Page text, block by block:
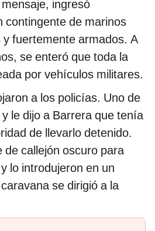
ingresó
contingente de marinos
fuertemente armados. A
se enteró que toda la
por vehículos militares.
a los policías. Uno de
le dijo a Barrera que tenía
de llevarlo detenido.
de callejón oscuro para
lo introdujeron en un
se dirigió a la